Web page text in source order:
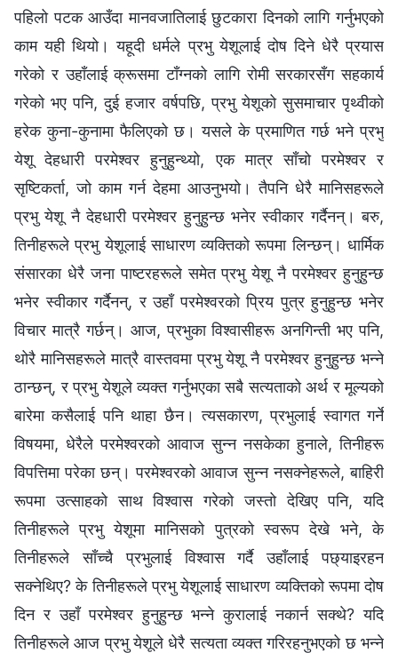
पहिलो पटक आउँदा मानवजातिलाई छुटकारा दिनको लागि गर्नुभएको
काम यही थियो। यहूदी धर्मले प्रभु येशूलाई दोष दिने धेरै प्रयास
गरेको र उहाँलाई क्रूसमा टाँग्‍नको लागि रोमी सरकारसँग सहकार्य
गरेको भए पनि, दुई हजार वर्षपछि, प्रभु येशूको सुसमाचार पृथ्वीको
हरेक कुना-कुनामा फैलिएको छ। यसले के प्रमाणित गर्छ भने प्रभु
येशू देहधारी परमेश्‍वर हुनुहुन्थ्यो, एक मात्र साँचो परमेश्‍वर र
सृष्टिकर्ता, जो काम गर्न देहमा आउनुभयो। तैपनि धेरै मानिसहरूले
प्रभु येशू नै देहधारी परमेश्‍वर हुनुहुन्छ भनेर स्वीकार गर्दैनन्। बरु,
तिनीहरूले प्रभु येशूलाई साधारण व्यक्तिको रूपमा लिन्छन्। धार्मिक
संसारका धेरै जना पाष्टरहरूले समेत प्रभु येशू नै परमेश्‍वर हुनुहुन्छ
भनेर स्वीकार गर्दैनन्, र उहाँ परमेश्‍वरको प्रिय पुत्र हुनुहुन्छ भनेर
विचार मात्रै गर्छन्। आज, प्रभुका विश्‍वासीहरू अनगिन्ती भए पनि,
थोरै मानिसहरूले मात्रै वास्तवमा प्रभु येशू नै परमेश्‍वर हुनुहुन्छ भन्‍ने
ठान्छन्, र प्रभु येशूले व्यक्त गर्नुभएका सबै सत्यताको अर्थ र मूल्यको
बारेमा कसैलाई पनि थाहा छैन। त्यसकारण, प्रभुलाई स्वागत गर्ने
विषयमा, धेरैले परमेश्‍वरको आवाज सुन्‍न नसकेका हुनाले, तिनीहरू
विपत्तिमा परेका छन्। परमेश्‍वरको आवाज सुन्‍न नसक्‍नेहरूले, बाहिरी
रूपमा उत्साहको साथ विश्‍वास गरेको जस्तो देखिए पनि, यदि
तिनीहरूले प्रभु येशूमा मानिसको पुत्रको स्वरूप देखे भने, के
तिनीहरूले साँच्‍चै प्रभुलाई विश्‍वास गर्दै उहाँलाई पछ्याइरहन
सक्‍नेथिए? के तिनीहरूले प्रभु येशूलाई साधारण व्यक्तिको रूपमा दोष
दिन र उहाँ परमेश्‍वर हुनुहुन्छ भन्‍ने कुरालाई नकार्न सक्थे? यदि
तिनीहरूले आज प्रभु येशूले धेरै सत्यता व्यक्त गरिरहनुभएको छ भन्‍ने